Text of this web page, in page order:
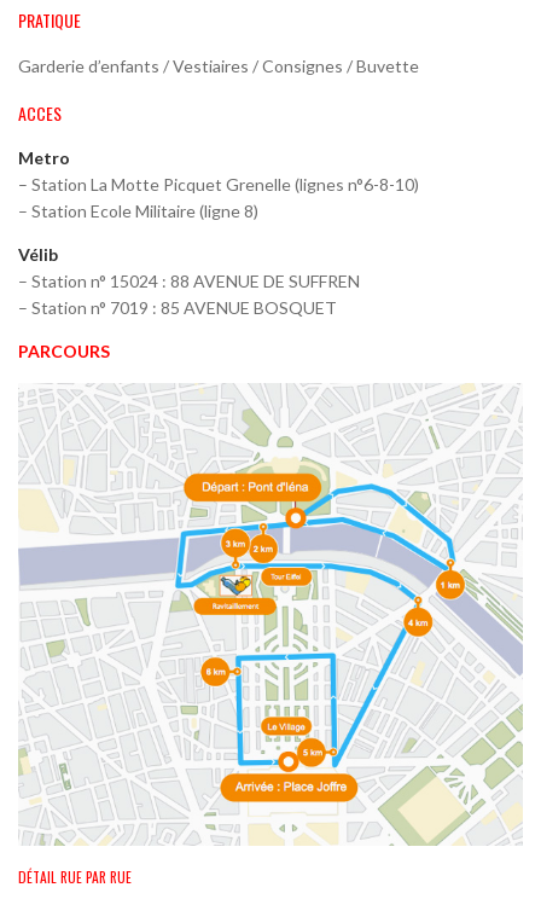
PRATIQUE
Garderie d’enfants / Vestiaires / Consignes / Buvette
ACCES
Metro
– Station La Motte Picquet Grenelle (lignes n°6-8-10)
– Station Ecole Militaire (ligne 8)
Vélib
– Station n° 15024 : 88 AVENUE DE SUFFREN
– Station n° 7019 : 85 AVENUE BOSQUET
PARCOURS
DÉTAIL RUE PAR RUE